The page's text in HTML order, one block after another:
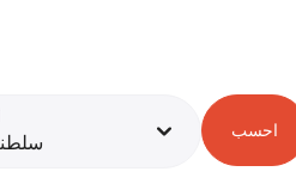
احسب